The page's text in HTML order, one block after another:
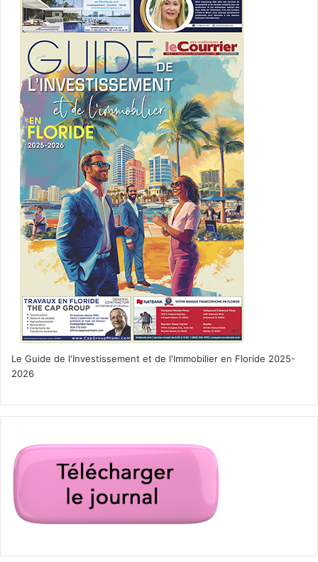
Les passagers d’un
avion croisent la
route d’un alligator
Le Guide de l'Investissement et de l'Immobilier en Floride 2025-
2026